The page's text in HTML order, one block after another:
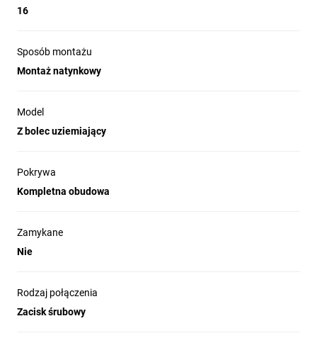
16
Sposób montażu
Montaż natynkowy
Model
Z bolec uziemiający
Pokrywa
Kompletna obudowa
Zamykane
Nie
Rodzaj połączenia
Zacisk śrubowy